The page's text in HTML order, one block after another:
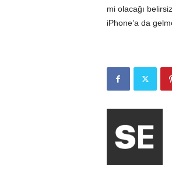
mi olacağı
iPhone’a da